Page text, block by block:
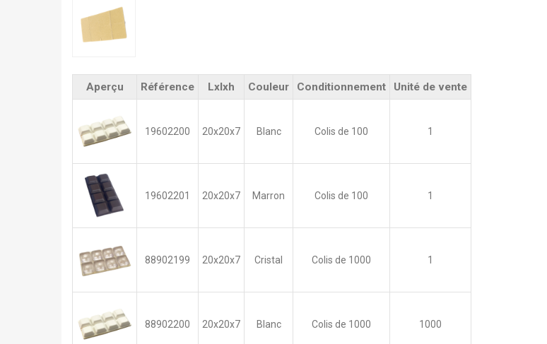
Aperçu Référence Lxlxh Couleur Conditionnement Unité de vente
19602200 20x20x7 Blanc Colis de 100 1
19602201 20x20x7 Marron Colis de 100 1
88902199 20x20x7 Cristal Colis de 1000 1
88902200 20x20x7 Blanc Colis de 1000 1000